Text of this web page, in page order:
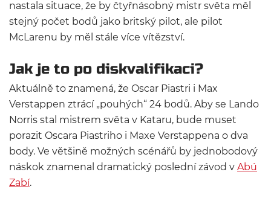
nastala situace, že by čtyřnásobný mistr světa měl
stejný počet bodů jako britský pilot, ale pilot
McLarenu by měl stále více vítězství.
Jak je to po diskvalifikaci?
Aktuálně to znamená, že Oscar Piastri i Max
Verstappen ztrácí „pouhých“ 24 bodů. Aby se Lando
Norris stal mistrem světa v Kataru, bude muset
porazit Oscara Piastriho i Maxe Verstappena o dva
body. Ve většině možných scénářů by jednobodový
náskok znamenal dramatický poslední závod v Abú
Zabí.